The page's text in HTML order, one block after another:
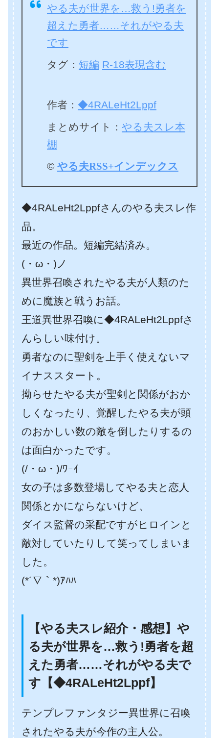
やる夫が世界を…救う!勇者を
超えた勇者……それがやる夫
です
タグ： 短編 R-18表現含む
作者： ◆4RALeHt2Lppf
まとめサイト： やる夫スレ本
棚
© やる夫RSS+インデックス
◆4RALeHt2Lppfさんのやる夫スレ作
品。
最近の作品。短編完結済み。
(・ω・)ノ
異世界召喚されたやる夫が人類のた
めに魔族と戦うお話。
王道異世界召喚に◆4RALeHt2Lppfさ
んらしい味付け。
勇者なのに聖剣を上手く使えないマ
イナススタート。
拗らせたやる夫が聖剣と関係がおか
しくなったり、覚醒したやる夫が頭
のおかしい数の敵を倒したりするの
は面白かったです。
(/・ω・)/ﾜｰｲ
女の子は多数登場してやる夫と恋人
関係とかにならないけど、
ダイス監督の采配ですがヒロインと
敵対していたりして笑ってしまいま
した。
(*´∇｀*)ｱﾊﾊ
【やる夫スレ紹介・感想】や
る夫が世界を…救う!勇者を超
えた勇者……それがやる夫で
す【◆4RALeHt2Lppf】
テンプレファンタジー異世界に召喚
されたやる夫が今作の主人公。